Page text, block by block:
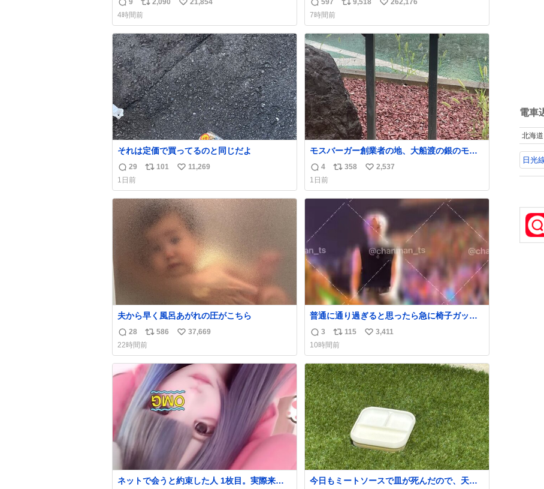
#ちいかわ
返
信
数
9
リ
ポ
ス
ト
数
2,090
い
ね
数
21,854
4時間前
返
信
数
597
リ
ス
ト
数
9,518
い
ね
数
262,176
7時間前
それは定価で買ってるのと同じだよ
返
信
数
29
リ
ス
ト
数
101
い
ね
数
11,269
1日前
モスバーガー創業者の地、大船渡の銀のモス
バーガーに一礼。
返
信
数
4
リ
ス
ト
358
い
ね
数
2,537
1日前
夫から早く風呂あがれの圧がこちら
返
信
数
28
リ
ポ
ス
ト
数
586
い
ね
数
37,669
22時間前
普通に通り過ぎると思ったら急に椅子ガッっ
て来てビビった。そんでまじいい匂い。← #
超特急_ESCORT
返
信
数
3
リ
ポ
ス
ト
数
115
い
ね
数
3,411
10時間前
ネットで会うと約束した人 1枚目。実際来た
今日もミートソースで皿が死んだので、天日
電車
北海道
日光